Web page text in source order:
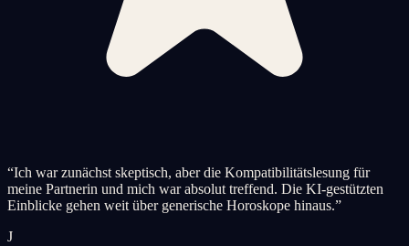
“Ich war zunächst skeptisch, aber die Kompatibilitätslesung für
meine Partnerin und mich war absolut treffend. Die KI-gestützten
Einblicke gehen weit über generische Horoskope hinaus.”
J